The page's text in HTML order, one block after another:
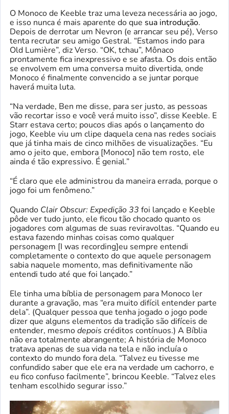
O Monoco de Keeble traz uma leveza necessária ao jogo,
e isso nunca é mais aparente do que sua introdução.
Depois de derrotar um Nevron (e arrancar seu pé), Verso
tenta recrutar seu amigo Gestral. “Estamos indo para
Old Lumière”, diz Verso. “OK, tchau”, Mônaco
prontamente fica inexpressivo e se afasta. Os dois então
se envolvem em uma conversa muito divertida, onde
Monoco é finalmente convencido a se juntar porque
haverá muita luta.
“Na verdade, Ben me disse, para ser justo, as pessoas
vão recortar isso e você verá muito isso”, disse Keeble. E
Starr estava certo; poucos dias após o lançamento do
jogo, Keeble viu um clipe daquela cena nas redes sociais
que já tinha mais de cinco milhões de visualizações. “Eu
amo o jeito que, embora [Monoco] não tem rosto, ele
ainda é tão expressivo. É genial.”
“É claro que ele administrou da maneira errada, porque o
jogo foi um fenômeno.”
Quando Clair Obscur: Expedição 33 foi lançado e Keeble
pôde ver tudo junto, ele ficou tão chocado quanto os
jogadores com algumas de suas reviravoltas. “Quando eu
estava fazendo minhas coisas como qualquer
personagem [I was recording]eu sempre entendi
completamente o contexto do que aquele personagem
sabia naquele momento, mas definitivamente não
entendi tudo até que foi lançado.”
Ele tinha uma bíblia de personagem para Monoco ler
durante a gravação, mas “era muito difícil entender parte
dela”. (Qualquer pessoa que tenha jogado o jogo pode
dizer que alguns elementos da tradição são difíceis de
entender, mesmodepois créditos contínuos.) A Bíblia
não era totalmente abrangente; A história de Monoco
tratava apenas de sua vida na tela e não incluía o
contexto do mundo fora dela. “Talvez eu tivesse me
confundido saber que ele era na verdade um cachorro, e
eu fico confuso facilmente”, brincou Keeble. “Talvez eles
tenham escolhido segurar isso.”